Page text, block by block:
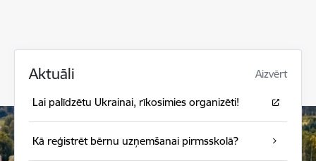
Aktuāli Aizvērt
Lai palīdzētu Ukrainai, rīkosimies organizēti!
Kā reģistrēt bērnu uzņemšanai pirmsskolā?